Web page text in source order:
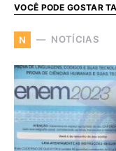
VOCÊ PODE GOSTAR
N NOTÍCIAS